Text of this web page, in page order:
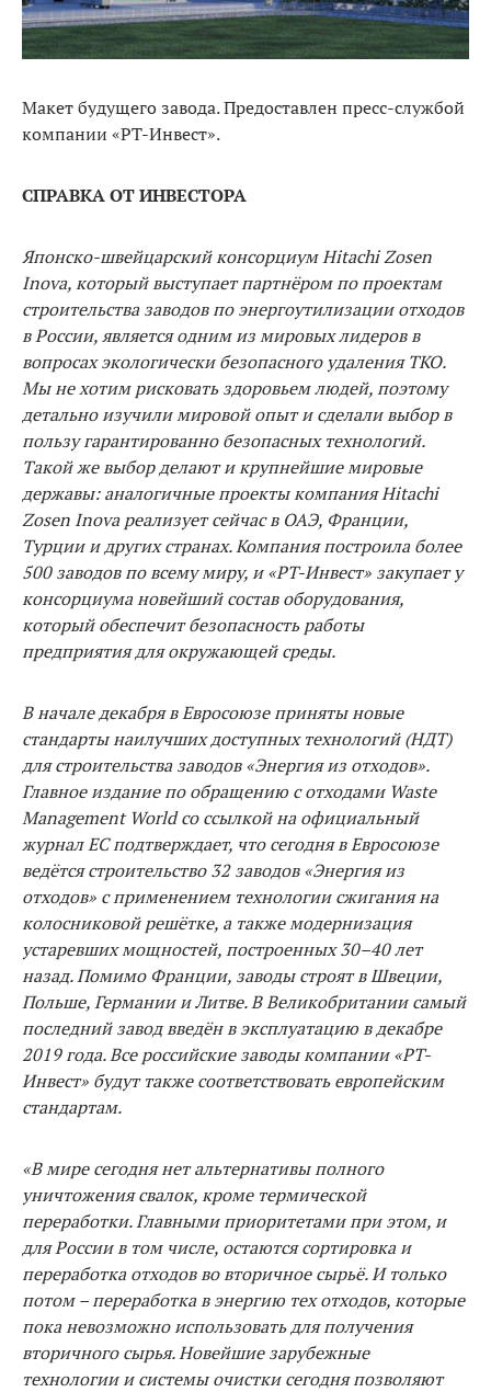
Макет будущего завода. Предоставлен пресс-службой
компании «РТ-Инвест».
СПРАВКА ОТ ИНВЕСТОРА
Японско-швейцарский консорциум Hitachi Zosen
Inova, кото­рый выступает партнёром по проектам
строительства заводов по энергоутилизации отходов
в России, является одним из ми­ровых лидеров в
вопросах экологически безопасного удаления ТКО.
Мы не хотим рисковать здоровьем людей, поэтому
детально изучили мировой опыт и сделали выбор в
пользу гарантирован­но безопасных технологий.
Такой же выбор делают и крупней­шие мировые
державы: аналогичные проекты компания Hitachi
Zosen Inova реализует сейчас в ОАЭ, Франции,
Турции и других странах. Компания построила более
500 заводов по всему миру, и «РТ-Инвест» закупает у
консорциума новейший состав обору­дования,
который обеспечит безопасность работы
предприятия для окружающей среды.
В начале декабря в Евросоюзе приняты новые
стандарты наи­лучших доступных технологий (НДТ)
для строительства заводов «Энергия из отходов».
Главное издание по обращению с отходами Waste
Management World со ссылкой на официальный
журнал ЕС подтверждает, что сегодня в Евросоюзе
ведётся строительство 32 заводов «Энергия из
отходов» с применением технологии сжи­гания на
колосниковой решётке, а также модернизация
устаревших мощностей, построенных 30–40 лет
назад. Помимо Франции, заводы строят в Швеции,
Польше, Германии и Литве. В Великобри­тании самый
последний завод введён в эксплуатацию в декабре
2019 года. Все российские заводы компании «РТ-
Инвест» будут также соответствовать европейским
стандартам.
«В мире сегодня нет альтернативы полного
уничтожения свалок, кроме термической
переработки. Главными приоритетами при этом, и
для России в том числе, остаются сортировка и
переработка отхо­дов во вторичное сырьё. И только
потом – переработка в энергию тех отходов, которые
пока невозможно использовать для получения
вторичного сырья. Новейшие зарубежные
технологии и системы очистки сегодня позволяют